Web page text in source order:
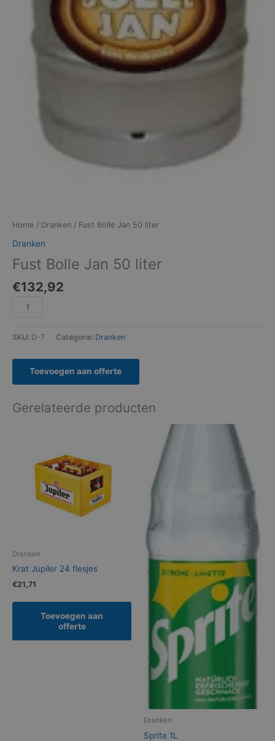
Home / Dranken / Fust Bolle Jan 50 liter
Dranken
Fust Bolle Jan 50 liter
€132,92
SKU: D-7 Categorie: Dranken
Toevoegen aan offerte
Gerelateerde producten
Dranken
Krat Jupiler 24 flesjes
€21,71
Toevoegen aan
offerte
Dranken
Sprite 1L